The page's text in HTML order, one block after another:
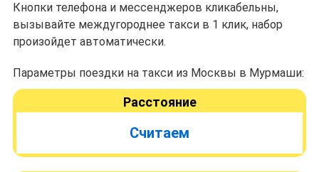
Кнопки телефона и мессенджеров кликабельны,
вызывайте междугороднее такси в 1 клик, набор
произойдет автоматически.
Параметры поездки на такси из Москвы в Мурмаши:
Расстояние
Считаем